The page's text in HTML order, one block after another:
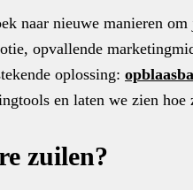
naar nieuwe manieren
opvallende
oplossing:
en laten we zien
zuilen?